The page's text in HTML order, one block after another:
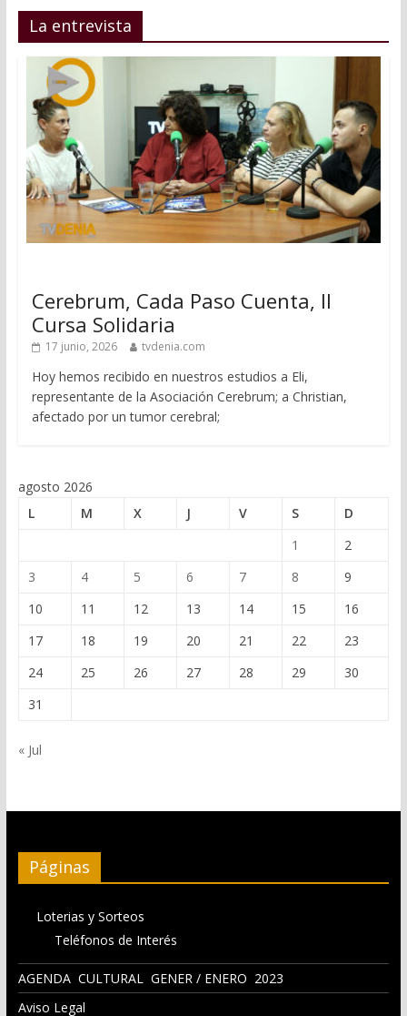
La entrevista
Cerebrum, Cada Paso Cuenta, II
Cursa Solidaria
17 junio, 2026 tvdenia.com
Hoy hemos recibido en nuestros estudios a Eli,
representante de la Asociación Cerebrum; a Christian,
afectado por un tumor cerebral;
agosto 2026
L
M X J V S
D
1
2
3
4 5 6 7 8
9
10
11 12 13 14 15
16
17
18 19 20 21 22
23
24
25 26 27 28 29
30
31
« Jul
Páginas
Loterias y Sorteos
Teléfonos de Interés
AGENDA CULTURAL GENER / ENERO 2023
Aviso Legal